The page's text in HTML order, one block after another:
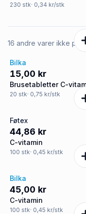
230 stk· 0,34 kr/stk
16 andre varer ikke på
Bilka
15,00 kr
Brusetabletter C-
lemonsmag
20 stk· 0,75 kr/stk
Føtex
44,86 kr
C-vitamin
100 stk· 0,45 kr/stk
Bilka
45,00 kr
C-vitamin
100 stk· 0,45 kr/stk